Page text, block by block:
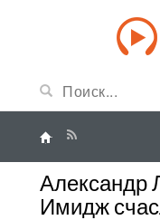
Александр
Имидж